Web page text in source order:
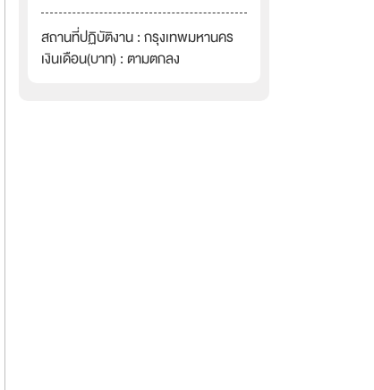
สถานที่ปฏิบัติงาน : กรุงเทพมหานคร
เงินเดือน(บาท) : ตามตกลง